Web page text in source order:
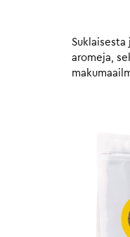
Suklaisesta
aromeja,